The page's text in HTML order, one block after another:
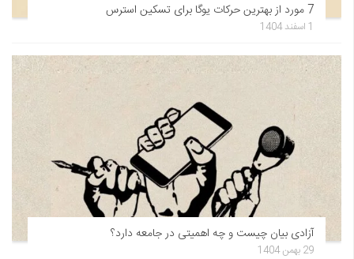
7 مورد از بهترین حرکات یوگا برای تسکین استرس
1 اسفند 1404
آزادی بیان چیست و چه اهمیتی در جامعه دارد؟
29 بهمن 1404